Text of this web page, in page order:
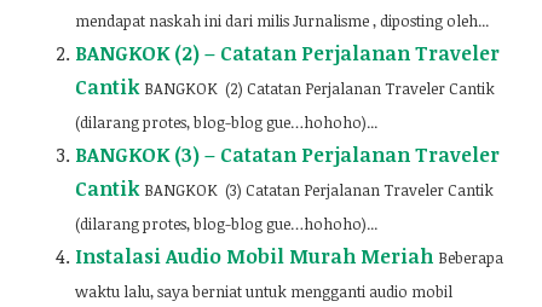
mendapat naskah ini dari milis Jurnalisme , diposting oleh...
BANGKOK (2) – Catatan Perjalanan Traveler
Cantik BANGKOK (2) Catatan Perjalanan Traveler Cantik
(dilarang protes, blog-blog gue…hohoho)...
BANGKOK (3) – Catatan Perjalanan Traveler
Cantik BANGKOK (3) Catatan Perjalanan Traveler Cantik
(dilarang protes, blog-blog gue…hohoho)...
Instalasi Audio Mobil Murah Meriah Beberapa
waktu lalu, saya berniat untuk mengganti audio mobil